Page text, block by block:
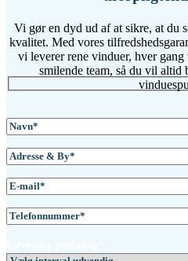
Vi gør en dyd ud af at sikre, at du
kvalitet. Med vores
vi leverer rene vinduer, hver
smilende team, så du vil altid